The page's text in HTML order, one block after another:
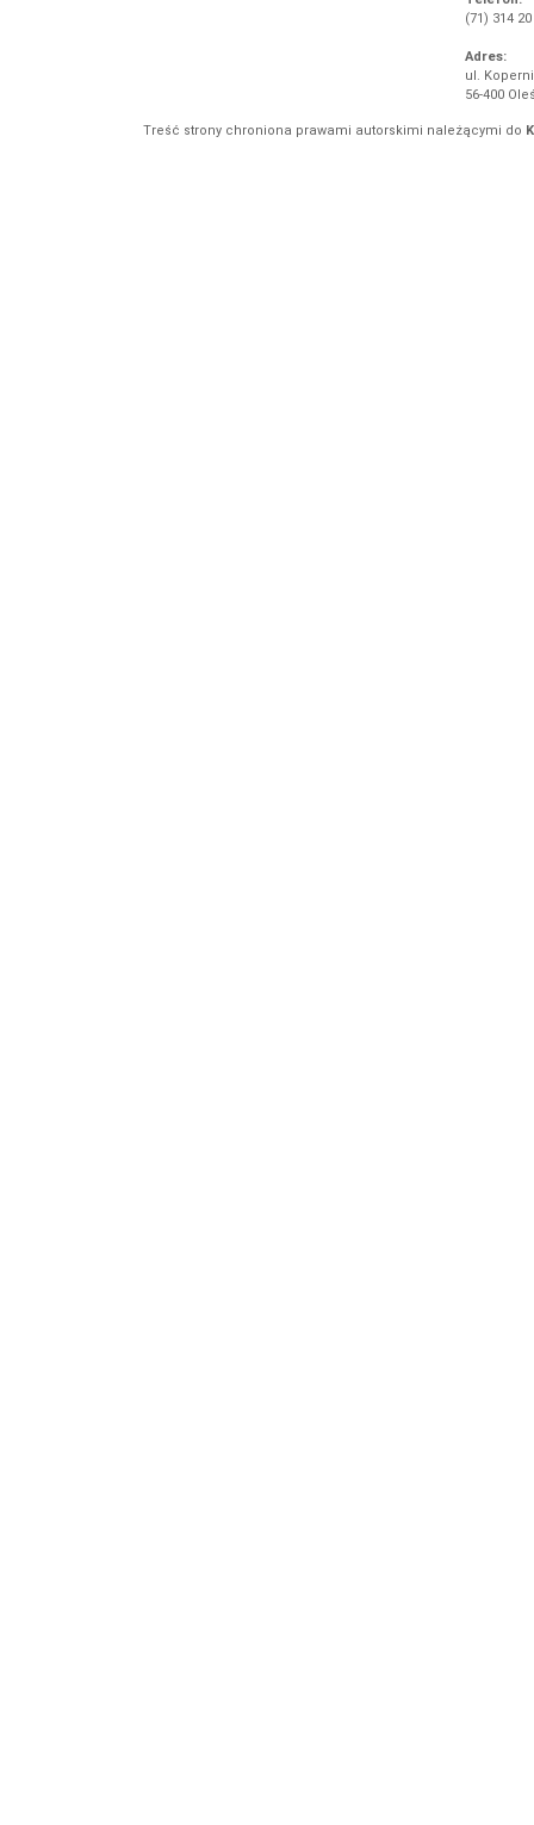
(71) 314
Adres:
ul.
56-400
Treść strony chroniona prawami autorskimi należącymi do